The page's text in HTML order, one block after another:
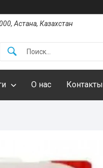
Астана, Казахстан
О нас Контакты